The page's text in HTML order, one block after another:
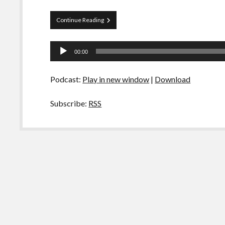
Continue ReadingPapo
Tranqueira
Tocador
00:00
Podcast: Play in new window | Download
Subscribe: RSS